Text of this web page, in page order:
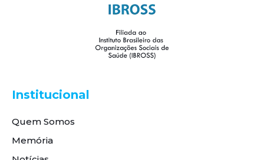
Institucional
Quem Somos
Memória